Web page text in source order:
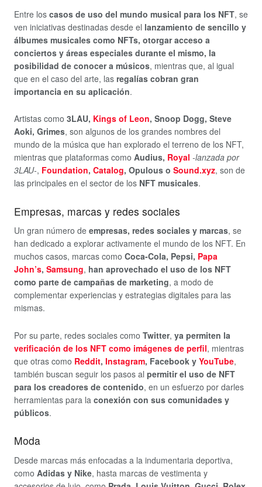
Entre los casos de uso del mundo musical para los NFT, se
ven iniciativas destinadas desde el lanzamiento de sencillo y
álbumes musicales como NFTs, otorgar acceso a
conciertos y áreas especiales durante el mismo, la
posibilidad de conocer a músicos, mientras que, al igual
que en el caso del arte, las regalías cobran gran
importancia en su aplicación.
Artistas como 3LAU, Kings of Leon, Snoop Dogg, Steve
Aoki, Grimes, son algunos de los grandes nombres del
mundo de la música que han explorado el terreno de los NFT,
mientras que plataformas como Audius, Royal -lanzada por
3LAU-, Foundation, Catalog, Opulous o Sound.xyz, son de
las principales en el sector de los NFT musicales.
Empresas, marcas y redes sociales
Un gran número de empresas, redes sociales y marcas, se
han dedicado a explorar activamente el mundo de los NFT. En
muchos casos, marcas como Coca-Cola, Pepsi, Papa
John’s, Samsung, han aprovechado el uso de los NFT
como parte de campañas de marketing, a modo de
complementar experiencias y estrategias digitales para las
mismas.
Por su parte, redes sociales como Twitter, ya permiten la
verificación de los NFT como imágenes de perfil, mientras
que otras como Reddit, Instagram, Facebook y YouTube,
también buscan seguir los pasos al permitir el uso de NFT
para los creadores de contenido, en un esfuerzo por darles
herramientas para la conexión con sus comunidades y
públicos.
Moda
Desde marcas más enfocadas a la indumentaria deportiva,
como Adidas y Nike, hasta marcas de vestimenta y